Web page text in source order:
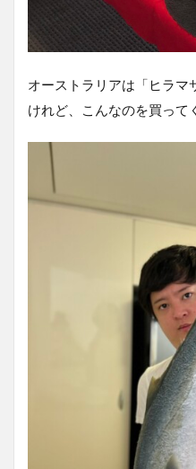
オーストラリアは「ヒラ
けれど、こんなのを買って